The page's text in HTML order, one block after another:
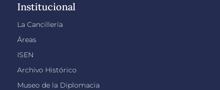
Institucional
La Cancillería
Áreas
ISEN
Archivo Histórico
Museo de la Diplomacia